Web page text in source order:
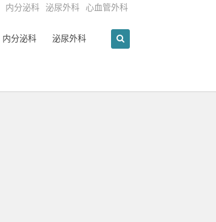
内分泌科 泌尿外科 心血管外科
内分泌科 泌尿外科